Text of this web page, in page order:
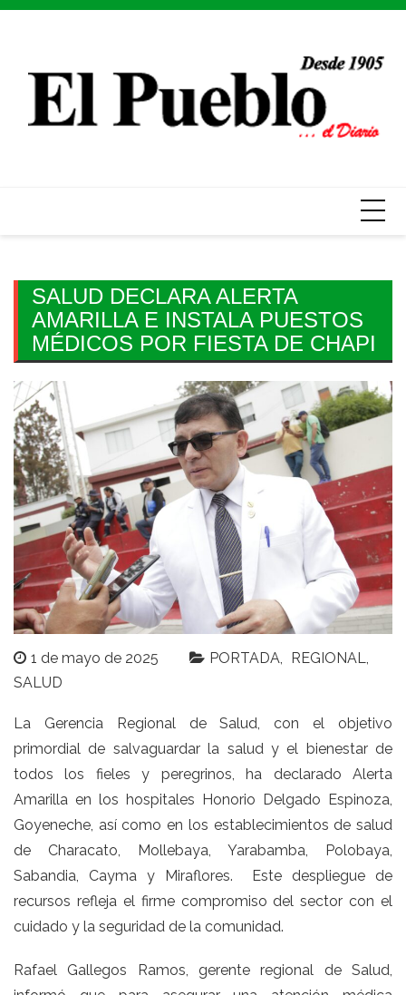
Skip
SALUD DECLARA ALERTA
AMARILLA E INSTALA PUESTOS
MÉDICOS POR FIESTA DE CHAPI
1 de mayo de 2025 PORTADA
REGIONAL
SALUD
La Gerencia Regional de Salud, con el objetivo
primordial de salvaguardar la salud y el bienestar de
todos los fieles y peregrinos, ha declarado Alerta
Amarilla en los hospitales Honorio Delgado Espinoza,
Goyeneche, así como en los establecimientos de salud
de Characato, Mollebaya, Yarabamba, Polobaya,
Sabandia, Cayma y Miraflores. Este despliegue de
recursos refleja el firme compromiso del sector con el
cuidado y la seguridad de la comunidad.
Rafael Gallegos Ramos, gerente regional de Salud,